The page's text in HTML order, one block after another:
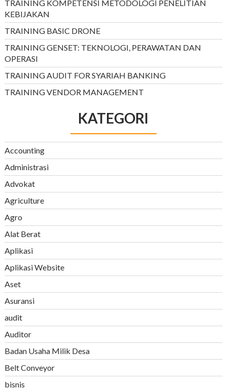
TRAINING KOMPETENSI METODOLOGI PENELITIAN
KEBIJAKAN
TRAINING BASIC DRONE
TRAINING GENSET: TEKNOLOGI, PERAWATAN DAN
OPERASI
TRAINING AUDIT FOR SYARIAH BANKING
TRAINING VENDOR MANAGEMENT
KATEGORI
Accounting
Administrasi
Advokat
Agriculture
Agro
Alat Berat
Aplikasi
Aplikasi Website
Aset
Asuransi
audit
Auditor
Badan Usaha Milik Desa
Belt Conveyor
bisnis